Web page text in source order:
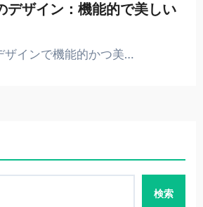
デザイン：機能的で美しい
ザインで機能的かつ美…
検索